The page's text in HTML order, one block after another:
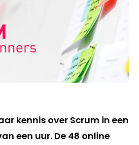
kennis over Scrum in een
een uur. De 48 online